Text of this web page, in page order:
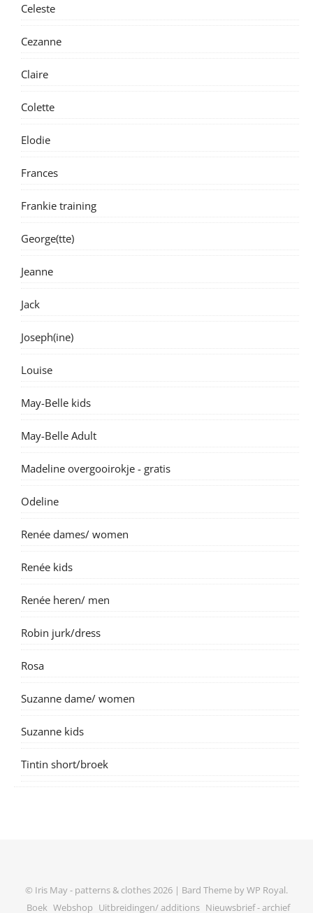
Celeste
Cezanne
Claire
Colette
Elodie
Frances
Frankie training
George(tte)
Jeanne
Jack
Joseph(ine)
Louise
May-Belle kids
May-Belle Adult
Madeline overgooirokje - gratis
Odeline
Renée dames/ women
Renée kids
Renée heren/ men
Robin jurk/dress
Rosa
Suzanne dame/ women
Suzanne kids
Tintin short/broek
© Iris May - patterns & clothes 2026 | Bard Theme byWP Royal.
Boek Webshop Uitbreidingen/ additions Nieuwsbrief - archief